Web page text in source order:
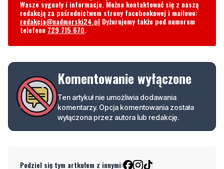
Komentowanie wyłączone
Ten artykuł nie umożliwia dodawania
wyłączona przez autora lub redakcję.
Podziel się tym artkułem z innymi: